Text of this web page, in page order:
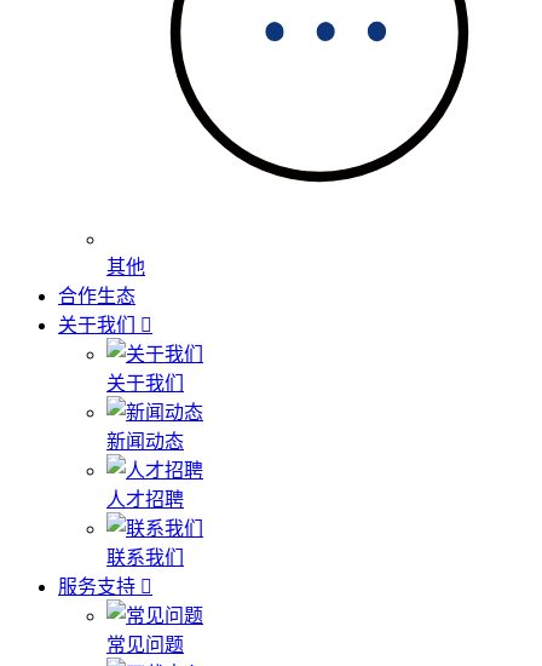
其他
合作生态
关于我们
关于我们
新闻动态
人才招聘
联系我们
服务支持
常见问题